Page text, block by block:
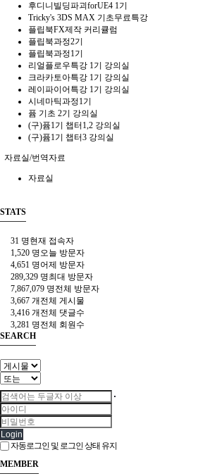
후디니빌딩파괴forUE4 1기
Tricky's 3DS MAX 기초무료특강
플립북FX제작 커리큘럼
플립북과정2기
플립북과정1기
리얼플로우특강 1기 강의실
크라카토아특강 1기 강의실
레이파이어특강 1기 강의실
시네마틱과정1기
퓸 기초 2기 강의실
(구)퓸1기 챕터1,2 강의실
(구)퓸1기 챕터3 강의실
자료실/번역자료
자료실
STATS
31 명현재 접속자
1,520 명오늘 방문자
4,651 명어제 방문자
289,329 명최대 방문자
7,867,079 명전체 방문자
3,667 개 전체 게시물
3,416 개 전체 댓글수
3,281 명전체 회원수
SEARCH
Login
자동로그인 및 로그인 상태 유지
MEMBER